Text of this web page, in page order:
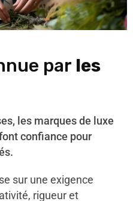
par les
les marques de luxe
confiance pour
sur une exigence
rigueur et